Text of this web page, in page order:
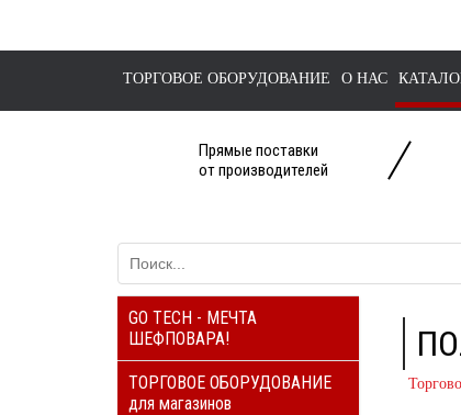
ТОРГОВОЕ ОБОРУДОВАНИЕ О НАС
Прямые поставки
от производителей
GO TECH - МЕЧТА
ШЕФПОВАРА!
ТОРГОВОЕ ОБОРУДОВАНИЕ
для магазинов